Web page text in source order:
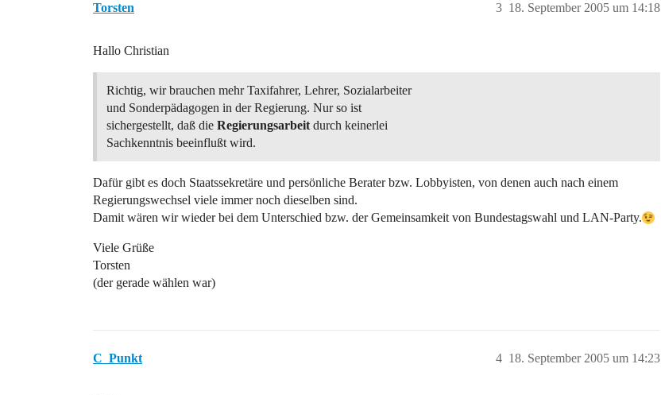
Torsten 18. September 2005 um 14:18
3
Hallo Christian
Richtig, wir brauchen mehr Taxifahrer, Lehrer, Sozialarbeiter
und Sonderpädagogen in der Regierung. Nur so ist
sichergestellt, daß die Regierungsarbeit durch keinerlei
Sachkenntnis beeinflußt wird.
Dafür gibt es doch Staatssekretäre und persönliche Berater bzw. Lobbyisten, von denen auch nach einem
Regierungswechsel viele immer noch dieselben sind.
Damit wären wir wieder bei dem Unterschied bzw. der Gemeinsamkeit von Bundestagswahl und LAN-Party.
Viele Grüße
Torsten
(der gerade wählen war)
C_Punkt 18. September 2005 um 14:23
4